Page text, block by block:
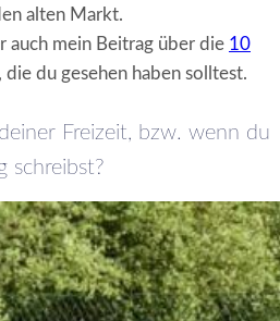
alten Markt.
auch mein Beitrag über die 10
, die du gesehen haben solltest.
Freizeit, bzw. wenn du
schreibst?